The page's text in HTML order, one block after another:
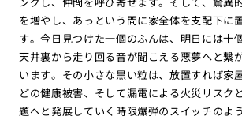
を増やし、あっという間に家全体を支配下に
す。今日見つけた一個のふんは、明日には十
天井裏から走り回る音が聞こえる悪夢へと繋
います。その小さな黒い粒は、放置すれば家
どの健康被害、そして漏電による火災リスク
題へと発展していく時限爆弾のスイッチのよ